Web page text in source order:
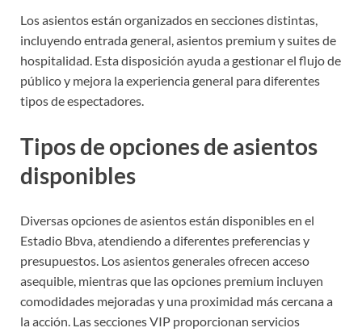
Los asientos están organizados en secciones distintas,
incluyendo entrada general, asientos premium y suites de
hospitalidad. Esta disposición ayuda a gestionar el flujo de
público y mejora la experiencia general para diferentes
tipos de espectadores.
Tipos de opciones de asientos
disponibles
Diversas opciones de asientos están disponibles en el
Estadio Bbva, atendiendo a diferentes preferencias y
presupuestos. Los asientos generales ofrecen acceso
asequible, mientras que las opciones premium incluyen
comodidades mejoradas y una proximidad más cercana a
la acción. Las secciones VIP proporcionan servicios